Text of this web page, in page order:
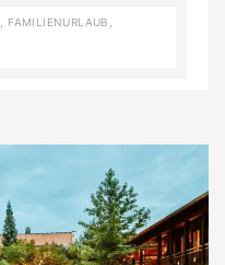
FAMILIENURLAUB